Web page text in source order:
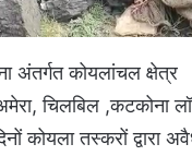
कोयलांचल क्षेत्र
चिलबिल ,कटकोना
कोयला तस्करों द्वारा